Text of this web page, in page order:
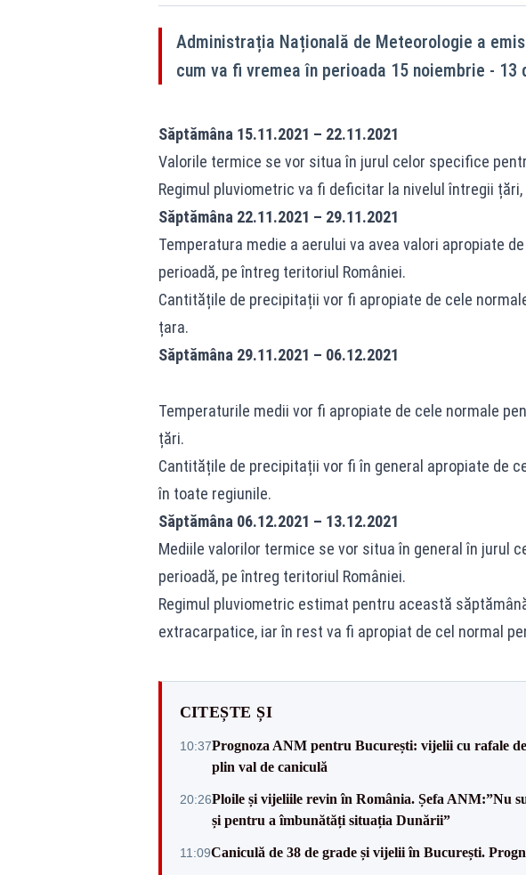
Administrația Națională de Meteorologie a
cum va fi vremea în perioada 15 noiembrie - 13
Săptămâna 15.11.2021 – 22.11.2021
Valorile termice se vor situa în jurul celor specifice
Regimul pluviometric va fi deficitar la nivelul întregii
Săptămâna 22.11.2021 – 29.11.2021
Temperatura medie a aerului va avea valori apropiate
perioadă, pe întreg teritoriul României.
Cantitățile de precipitații vor fi apropiate de cele
țara.
Săptămâna 29.11.2021 – 06.12.2021
Temperaturile medii vor fi apropiate de cele normale
țări.
Cantitățile de precipitații vor fi în general apropiate de
în toate regiunile.
Săptămâna 06.12.2021 – 13.12.2021
Mediile valorilor termice se vor situa în general în jurul
perioadă, pe întreg teritoriul României.
Regimul pluviometric estimat pentru această
extracarpatice, iar în rest va fi apropiat de cel normal
CITEȘTE ȘI
10:37Prognoza ANM pentru București: vijelii cu rafale
plin val de caniculă
20:26Ploile și vijeliile revin în România. Șefa ANM:”Nu
și pentru a îmbunătăți situația Dunării”
11:09Caniculă de 38 de grade și vijelii în București.